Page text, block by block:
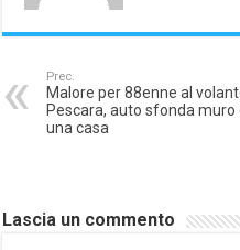
Prec.
Malore per 88enne al
Pescara, auto sfonda muro
una casa
Lascia un commento